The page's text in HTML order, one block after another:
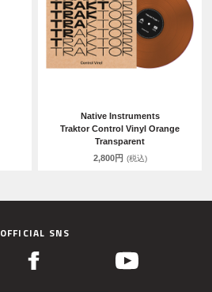
Native Instruments
Traktor Control Vinyl Orange
Transparent
2,800円 (税込)
OFFICIAL SNS